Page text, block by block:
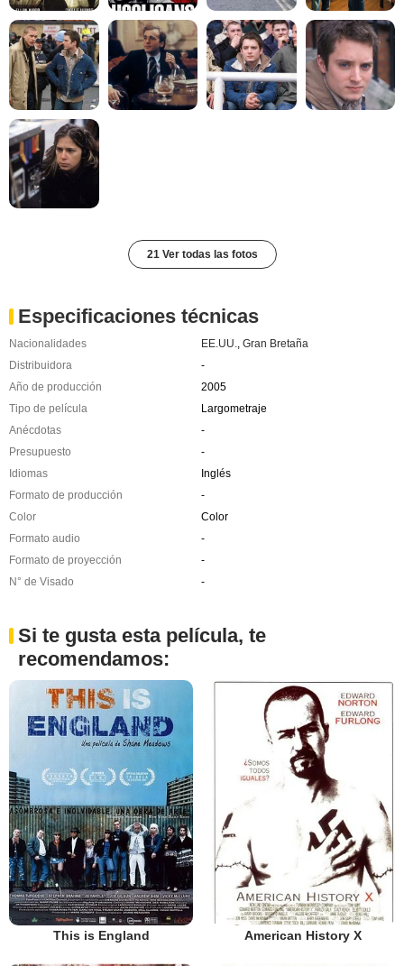
21 Ver todas las fotos
Especificaciones técnicas
Nacionalidades EE.UU., Gran Bretaña
Distribuidora
-
Año de producción
2005
Tipo de película
Largometraje
Anécdotas
-
Presupuesto
-
Idiomas
Inglés
Formato de producción
-
Color
Color
Formato audio
-
Formato de proyección
-
N° de Visado
-
Si te gusta esta película, te
recomendamos:
This is England American History X